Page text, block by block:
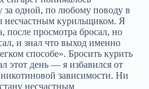
за одной, по любому поводу в
несчастным курильщиком. Я
после просмотра бросал, но
и знал что выход именно
способе». Бросить курить
этот день — я избавился от
зависимости. Ни
несчастным